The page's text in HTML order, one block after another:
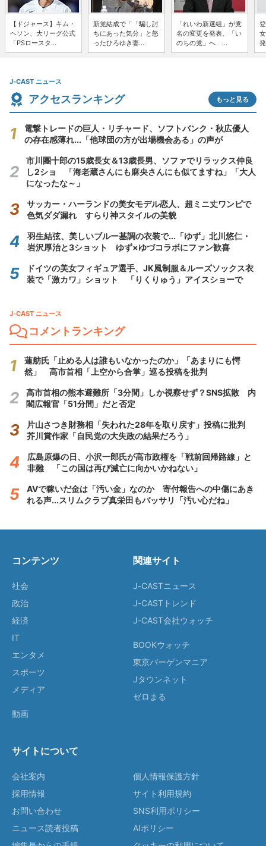
【ドジャース】キム・
ヘソン、大リーグ公式
「PSロースタ...
新党結成で「「騙し討
ちにあった気分」と怒
ったひろゆき妻...
「れいわ新選組」が党
名の変更を発表、「い
のちの党」へ ...
J-CAST ニュース
アクセスランキング もっと見る
電撃トレードの巨人・リチャード、ソフトバンク・秋広優人
の存在感薄れ...「他球団の方が出場機会ある」の声が
市川團十郎の15歳長女＆13歳長男、ソファでリラックス仲良
し2ショ 「海老蔵さんにも麻央さんにも似てますね」「大人
になったな～」
サッカー・ハーランドの美女モデル恋人、超ミニ丈ワンピで
色気ダダ漏れ すらり神スタイルの美貌
羽生結弦、美しいブルー基調の衣装で...「ゆず」北川悠仁・
岩沢厚治と3ショット ゆず×ゆづコラボにファン歓喜
ドイツの美女フィギュア選手、JK風制服＆ルーズソックス衣
装で「激カワ」ショット 「りくりゅう」アイスショーで
J-CAST ニュース
コメントランキング
蓮舫氏「止める人は誰もいなかったのか」「あまりにも愕
然」 高市首相「上空から合掌」巡る投稿を批判
高市首相の熊本避難所「3分間」しか視察せず？SNS拡散 内
閣広報官「51分間」だと否定
片山さつき財務相「失われた28年を取り戻す」投稿に批判
芥川賞作家「自民党の大失政の結果だろう」
広島原爆の日、小沢一郎氏が高市政権を「戦前回帰路線」と
非難 「この国は再び滅亡に向かいかねない」
AVで稼いだ金は「汚い金」なのか 寄付報告への中傷にあき
れる声...スリムクラブ真栄田もバッサリ「汚い心だね」
コンテンツ
社会
政治
経済
IT
エンタメ
スポーツ
メディア
動画
関連サイト
J-CASTニュース
J-CASTトレンド
J-CAST会社ウォッチ
BOOKウォッチ
東京バーゲンマニア
Jタウンネット
ゼロまる
サイトについて
会社案内
採用情報
お問い合わせ
ニュース読者投稿
個人情報保護方針
サイト利用規約
SNS利用ポリシー
AIポリシー